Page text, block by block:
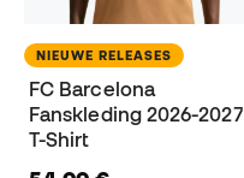
NIEUWE RELEASES
FC Barcelona
Fanskleding 2026-2027
T-Shirt